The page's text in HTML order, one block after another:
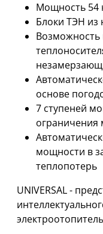
Мощность 54
Блоки ТЭН
Возможность
основе
7 ступеней
мощности в
теплопотерь
UNIVERSAL -